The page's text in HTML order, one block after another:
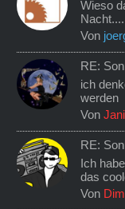
Wieso
Nacht....
Von
RE:
ich
werden
Von
RE:
Ich
das
Von Dim